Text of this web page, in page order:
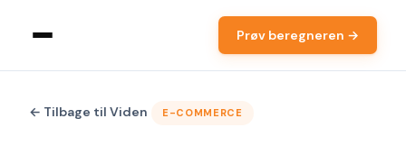
Prøv beregneren →
← Tilbage til Viden E-COMMERCE